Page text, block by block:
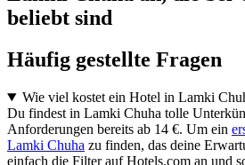
beliebt sind
Häufig gestellte Fragen
Wie viel kostet ein Hotel in Lamki
Du findest in Lamki Chuha tolle
Anforderungen bereits ab 14 €. Um ein
Lamki Chuha zu finden, das deine
einfach die Filter auf Hotels.com an und